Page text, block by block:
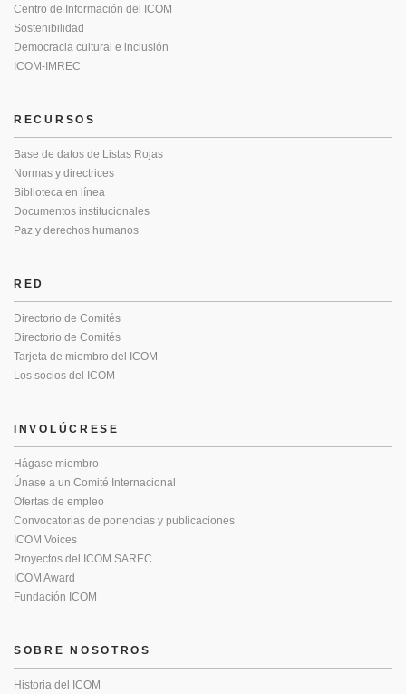
Centro de Información del ICOM
Sostenibilidad
Democracia cultural e inclusión
ICOM-IMREC
RECURSOS
Base de datos de Listas Rojas
Normas y directrices
Biblioteca en línea
Documentos institucionales
Paz y derechos humanos
RED
Directorio de Comités
Directorio de Comités
Tarjeta de miembro del ICOM
Los socios del ICOM
INVOLÚCRESE
Hágase miembro
Únase a un Comité Internacional
Ofertas de empleo
Convocatorias de ponencias y publicaciones
ICOM Voices
Proyectos del ICOM SAREC
ICOM Award
Fundación ICOM
SOBRE NOSOTROS
Historia del ICOM